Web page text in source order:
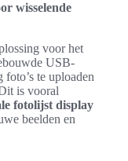
wisselende
voor het
USB-
te uploaden
is vooral
fotolijst display
beelden en